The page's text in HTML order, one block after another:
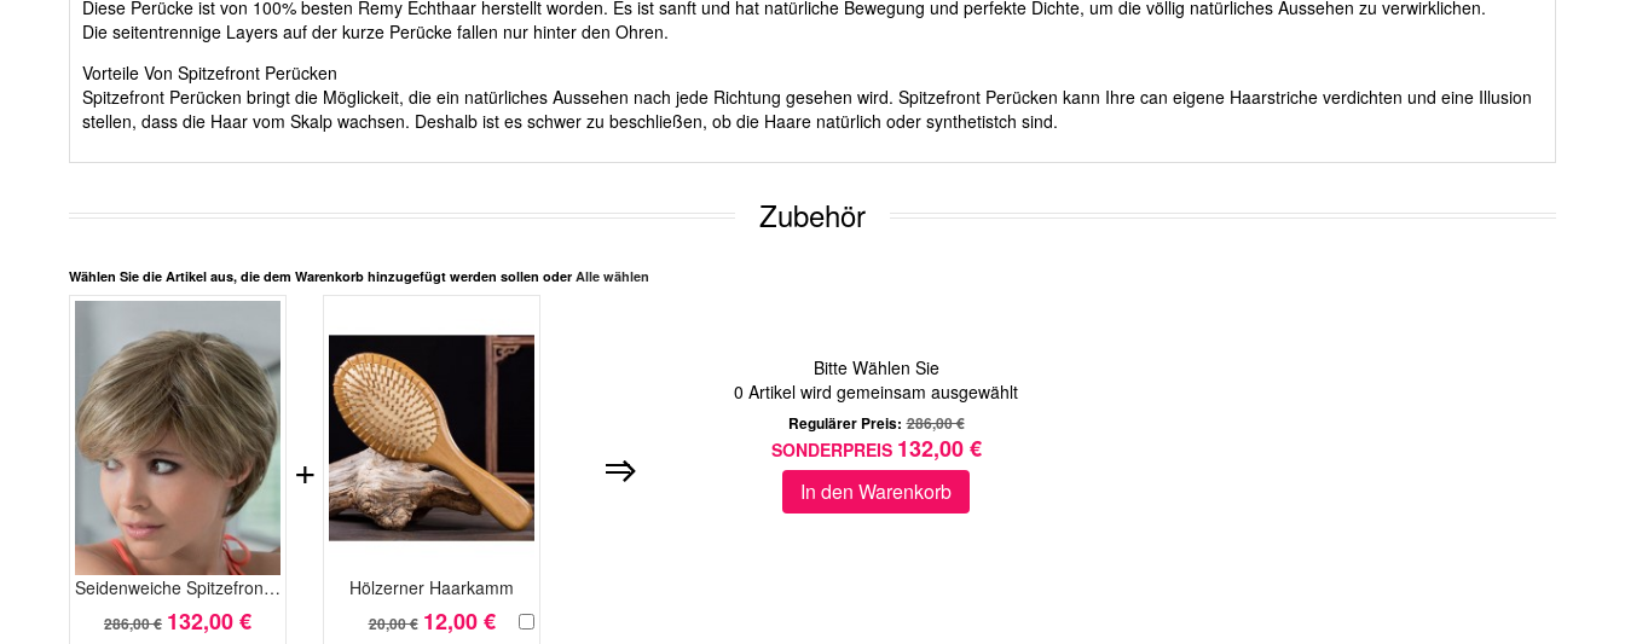
Diese Perücke ist von 100% besten Remy Echthaar herstellt worden. Es ist sanft und hat natürliche Bewegung und perfekte Dichte, um die völlig natürliches Aussehen zu verwirklichen.
Die seitentrennige Layers auf der kurze Perücke fallen nur hinter den Ohren.
Vorteile Von Spitzefront Perücken
Spitzefront Perücken bringt die Möglickeit, die ein natürliches Aussehen nach jede Richtung gesehen wird. Spitzefront Perücken kann Ihre can eigene Haarstriche verdichten und eine Illusion
stellen, dass die Haar vom Skalp wachsen. Deshalb ist es schwer zu beschließen, ob die Haare natürlich oder synthetistch sind.
Zubehör
Wählen Sie die Artikel aus, die dem Warenkorb hinzugefügt werden sollen oder Alle wählen
Seidenweiche Spitzefront Gerade Echthaar Perücken
286,00 € 132,00 €
Hölzerner Haarkamm
20,00 € 12,00 €
+
Bitte Wählen Sie
0 Artikel wird gemeinsam ausgewählt
Regulärer Preis: 286,00 €
SONDERPREIS 132,00 €
In den Warenkorb